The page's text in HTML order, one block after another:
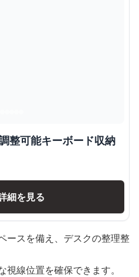
整可能キーボード収納
細を見る
ースを備え、デスクの整理整
線位置を確保できます。